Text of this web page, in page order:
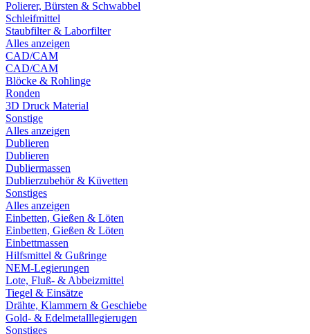
Polierer, Bürsten & Schwabbel
Schleifmittel
Staubfilter & Laborfilter
Alles anzeigen
CAD/CAM
CAD/CAM
Blöcke & Rohlinge
Ronden
3D Druck Material
Sonstige
Alles anzeigen
Dublieren
Dublieren
Dubliermassen
Dublierzubehör & Küvetten
Sonstiges
Alles anzeigen
Einbetten, Gießen & Löten
Einbetten, Gießen & Löten
Einbettmassen
Hilfsmittel & Gußringe
NEM-Legierungen
Lote, Fluß- & Abbeizmittel
Tiegel & Einsätze
Drähte, Klammern & Geschiebe
Gold- & Edelmetalllegierugen
Sonstiges